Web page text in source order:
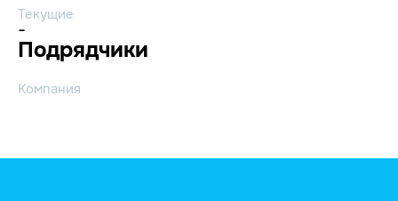
Текущие
-
Подрядчики
Компания